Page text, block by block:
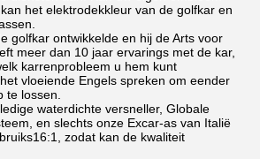
het elektrodekkleur van de golfkar en
golfkar ontwikkelde en hij de Arts voor
meer dan 10 jaar ervarings met de kar,
karrenprobleem u hem kunt
vloeiende Engels spreken om eender
te lossen.
waterdichte versneller, Globale
en slechts onze Excar-as van Italië
zodat kan de kwaliteit